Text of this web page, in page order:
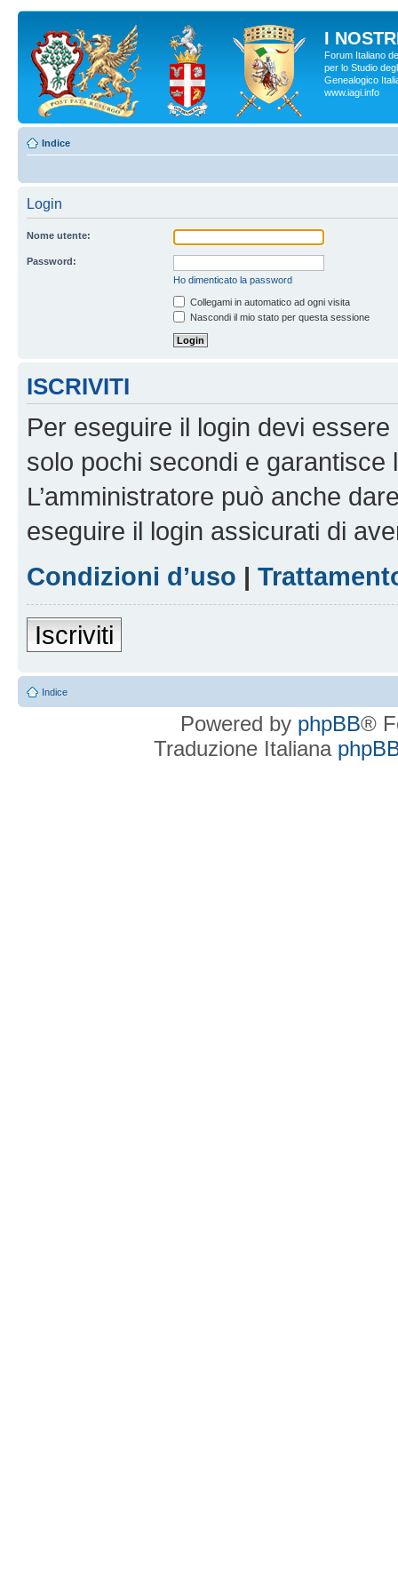
I
Forum Italiano
per lo Studio
Genealogico
www.iagi.info
Indice
Login
Nome utente:
Password:
Ho dimenticato la password
Collegami in automatico ad ogni visita
Nascondi il mio stato per questa sessione
ISCRIVITI
Per eseguire il login devi
solo pochi secondi e garantisce
L’amministratore può anche
eseguire il login assicurati di
Condizioni d’uso |
Iscriviti
Indice
Powered by phpBB®
Traduzione Italiana